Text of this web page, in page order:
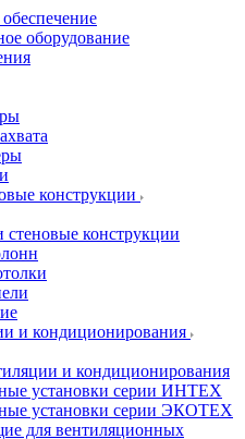
оборудование
конструкции
конструкции
и кондиционирования
и кондиционирования
установки серии ИНТЕХ
установки серии ЭКОТЕХ
для вентиляционных